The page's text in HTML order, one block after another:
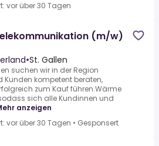
vor über 30 Tagen
(m/w)
•St. Gallen
suchen wir in der Region
Kunden kompetent beraten,
zum Kauf führen.Wärme
sich alle Kundinnen und
anzeigen
vor über 30 Tagen • Gesponsert